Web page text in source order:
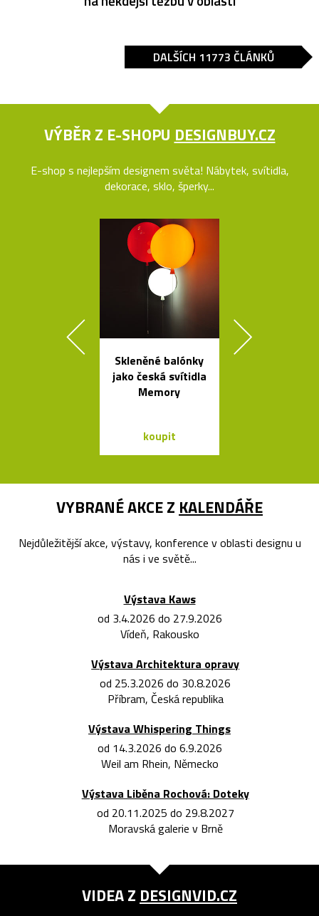
DALŠÍCH 11773 ČLÁNKŮ
VÝBĚR Z E-SHOPU DESIGNBUY.CZ
E-shop s nejlepším designem světa! Nábytek, svítidla,
dekorace, sklo, šperky...
Skleněné balónky
jako česká svítidla
Memory
koupit
VYBRANÉ AKCE Z KALENDÁŘE
Nejdůležitější akce, výstavy, konference v oblasti designu u
nás i ve světě...
Výstava Kaws
od 3.4.2026 do 27.9.2026
Vídeň, Rakousko
Výstava Architektura opravy
od 25.3.2026 do 30.8.2026
Příbram, Česká republika
Výstava Whispering Things
od 14.3.2026 do 6.9.2026
Weil am Rhein, Německo
Výstava Liběna Rochová: Doteky
od 20.11.2025 do 29.8.2027
Moravská galerie v Brně
VIDEA Z DESIGNVID.CZ